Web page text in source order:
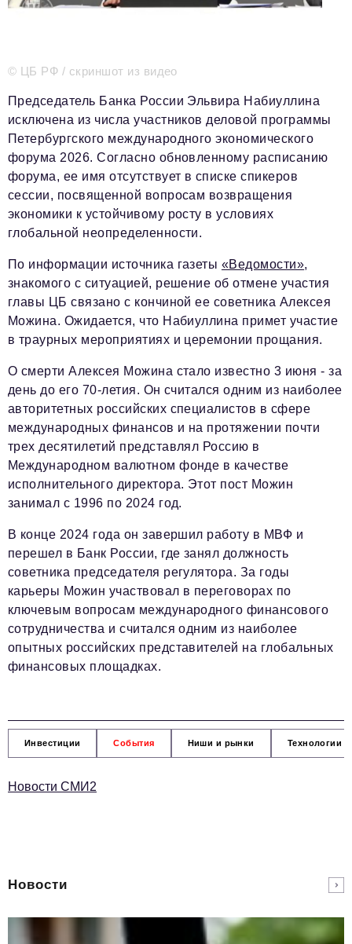
reklama@business-magazine.online
Отдел по работе с партнерами
© ЦБ РФ / скриншот из видео
Председатель Банка России Эльвира Набиуллина
исключена из числа участников деловой программы
Петербургского международного экономического
форума 2026. Согласно обновленному расписанию
форума, ее имя отсутствует в списке спикеров
сессии, посвященной вопросам возвращения
экономики к устойчивому росту в условиях
глобальной неопределенности.
По информации источника газеты «Ведомости»,
знакомого с ситуацией, решение об отмене участия
главы ЦБ связано с кончиной ее советника Алексея
Можина. Ожидается, что Набиуллина примет участие
в траурных мероприятиях и церемонии прощания.
О смерти Алексея Можина стало известно 3 июня - за
день до его 70-летия. Он считался одним из наиболее
авторитетных российских специалистов в сфере
международных финансов и на протяжении почти
трех десятилетий представлял Россию в
Международном валютном фонде в качестве
исполнительного директора. Этот пост Можин
занимал с 1996 по 2024 год.
В конце 2024 года он завершил работу в МВФ и
перешел в Банк России, где занял должность
советника председателя регулятора. За годы
карьеры Можин участвовал в переговорах по
ключевым вопросам международного финансового
сотрудничества и считался одним из наиболее
опытных российских представителей на глобальных
финансовых площадках.
Инвестиции События Ниши и рынки Технологии
Новости СМИ2
Новости